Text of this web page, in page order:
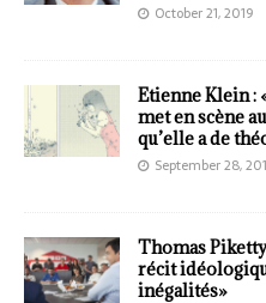
October 21, 2019
Etienne Klein :
met en scène
qu’elle a de
September 28,
Thomas
récit
inégalités»